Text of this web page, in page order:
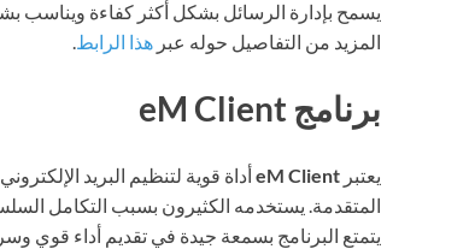
يسمح بإدارة الرسائل بشكل أكثر كفاءة ويناسب
المزيد من التفاصيل حوله عبر هذا الرابط
برنامج eM Client
يعتبر eM Clientأداة قوية لتنظيم البريد
المتقدمة. يستخدمه الكثيرون بسبب التكامل
يتمتع البرنامج بسمعة جيدة في تقديم أداء قوي